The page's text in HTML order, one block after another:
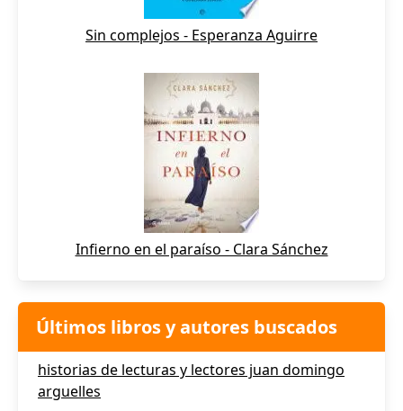
Sin complejos - Esperanza Aguirre
Infierno en el paraíso - Clara Sánchez
Últimos libros y autores buscados
historias de lecturas y lectores juan domingo
arguelles